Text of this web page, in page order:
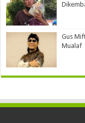
Gus
Mualaf